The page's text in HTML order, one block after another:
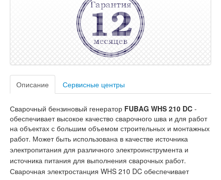
Описание Сервисные центры
Сварочный бензиновый генератор FUBAG WHS 210 DC -
обеспечивает высокое качество сварочного шва и для работ
на объектах с большим объемом строительных и монтажных
работ. Может быть использована в качестве источника
электропитания для различного электроинструмента и
источника питания для выполнения сварочных работ.
Сварочная электростанция WHS 210 DC обеспечивает